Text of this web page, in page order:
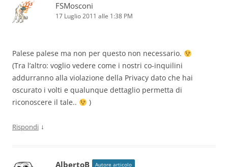
FSMosconi
17 Luglio 2011 alle 1:38 PM
Palese palese ma non per questo non necessario.
(Tra l’altro: voglio vedere come i nostri co-inquilini
addurranno alla violazione della Privacy dato che hai
oscurato i volti e qualunque dettaglio permetta di
riconoscere il tale..
)
Rispondi ↓
AlbertoB Autore articolo